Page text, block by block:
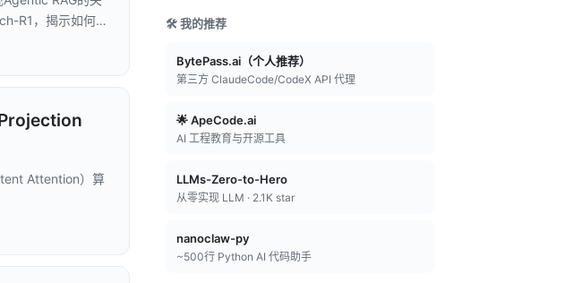
R1，揭示如何
工程师还是产品
Attention）算
🛠️ 我的推荐
BytePass.ai（个人推荐）
第三方 ClaudeCode/CodeX API 代理
🌟 ApeCode.ai
AI 工程教育与开源工具
LLMs-Zero-to-Hero
从零实现 LLM · 2.1K star
nanoclaw-py
~500行 Python AI 代码助手